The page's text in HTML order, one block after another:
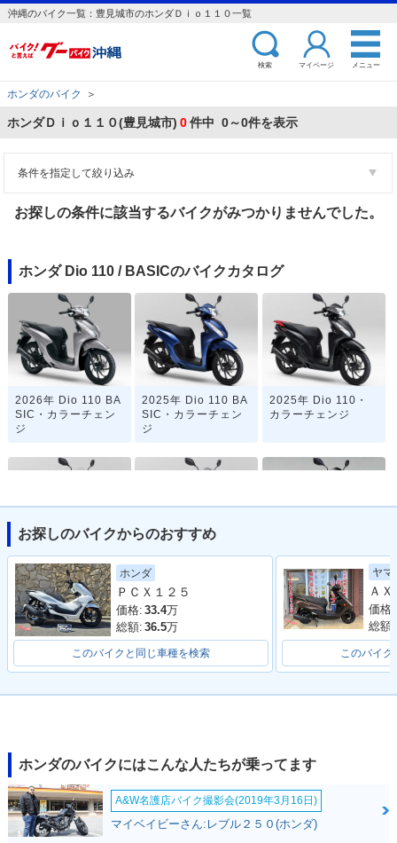
沖縄のバイク一覧：豊見城市のホンダＤｉｏ１１０一覧
検索 マイページ メニュー
ホンダのバイク ＞
ホンダＤｉｏ１１０(豊見城市) 0件中 0～0件を表示
条件を指定して絞り込み
お探しの条件に該当するバイクがみつかりませんでした。
ホンダ Dio 110 / BASICのバイクカタログ
2026年 Dio 110 BA
SIC・カラーチェン
ジ
2025年 Dio 110 BA
SIC・カラーチェン
ジ
2025年 Dio 110・
カラーチェンジ
2023年 Dio 110 BA
SIC・新登場
2023年 Dio 110・
マイナーチェンジ
カラーチェンジ
お探しのバイクからのおすすめ
ホンダ
ＰＣＸ１２５
価格: 33.4万
総額: 36.5万
このバイクと同じ車種を検索
ヤマ
価格:
総額:
このバイク
ホンダのバイクにはこんな人たちが乗ってます
A&W名護店バイク撮影会(2019年3月16日)
マイベイビーさん:レブル２５０(ホンダ)